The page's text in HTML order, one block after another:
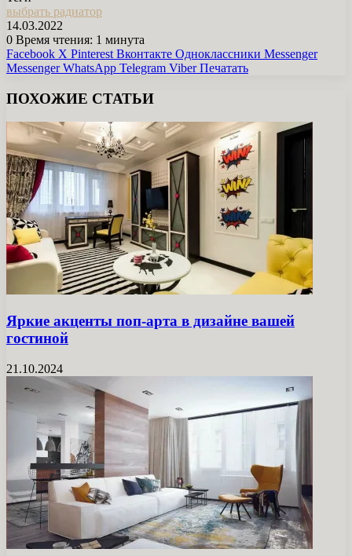
выбрать радиатор
14.03.2022
0 Время чтения: 1 минута
Facebook X Pinterest Вконтакте Одноклассники Messenger
Messenger WhatsApp Telegram Viber Печатать
ПОХОЖИЕ СТАТЬИ
Яркие акценты поп-арта в дизайне вашей
гостиной
21.10.2024